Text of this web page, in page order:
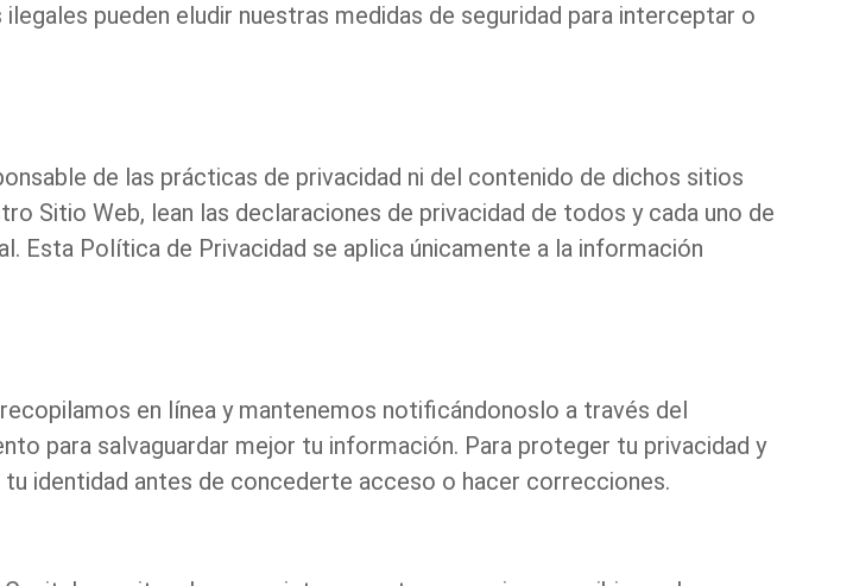
pueden eludir nuestras medidas de seguridad para interceptar o
de las prácticas de privacidad ni del contenido de dichos sitios
Sitio Web, lean las declaraciones de privacidad de todos y cada uno de
Esta Política de Privacidad se aplica únicamente a la información
en línea y mantenemos notificándonoslo a través del
para salvaguardar mejor tu información. Para proteger tu privacidad y
identidad antes de concederte acceso o hacer correcciones.